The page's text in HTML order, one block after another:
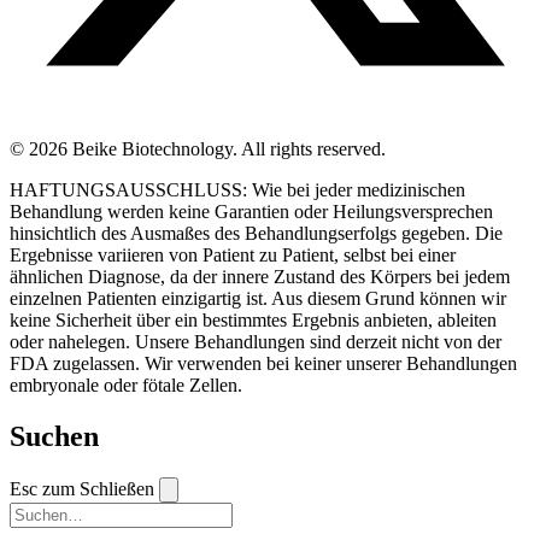
© 2026 Beike Biotechnology. All rights reserved.
HAFTUNGSAUSSCHLUSS: Wie bei jeder medizinischen
Behandlung werden keine Garantien oder Heilungsversprechen
hinsichtlich des Ausmaßes des Behandlungserfolgs gegeben. Die
Ergebnisse variieren von Patient zu Patient, selbst bei einer
ähnlichen Diagnose, da der innere Zustand des Körpers bei jedem
einzelnen Patienten einzigartig ist. Aus diesem Grund können wir
keine Sicherheit über ein bestimmtes Ergebnis anbieten, ableiten
oder nahelegen. Unsere Behandlungen sind derzeit nicht von der
FDA zugelassen. Wir verwenden bei keiner unserer Behandlungen
embryonale oder fötale Zellen.
Suchen
Esc zum Schließen